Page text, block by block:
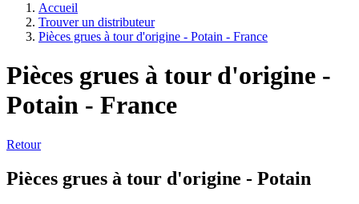
Accueil
Trouver un distributeur
Pièces grues à tour d'origine - Potain - France
Pièces grues à tour d'origine -
Potain - France
Retour
Pièces grues à tour d'origine - Potain